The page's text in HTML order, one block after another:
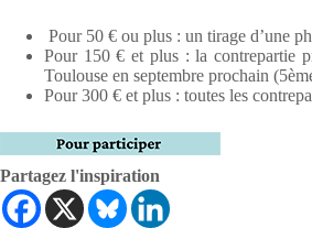
Pour 50 € ou plus : un tirage d’une
Pour 150 € et plus : la contrepartie
Toulouse en septembre prochain
Pour 300 € et plus : toutes les
Partagez l'inspiration